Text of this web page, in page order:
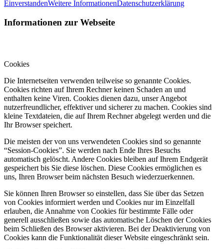
EinverstandenWeitere InformationenDatenschutzerklärung
Informationen zur Webseite
Cookies
Die Internetseiten verwenden teilweise so genannte Cookies.
Cookies richten auf Ihrem Rechner keinen Schaden an und
enthalten keine Viren. Cookies dienen dazu, unser Angebot
nutzerfreundlicher, effektiver und sicherer zu machen. Cookies sind
kleine Textdateien, die auf Ihrem Rechner abgelegt werden und die
Ihr Browser speichert.
Die meisten der von uns verwendeten Cookies sind so genannte
“Session-Cookies”. Sie werden nach Ende Ihres Besuchs
automatisch gelöscht. Andere Cookies bleiben auf Ihrem Endgerät
gespeichert bis Sie diese löschen. Diese Cookies ermöglichen es
uns, Ihren Browser beim nächsten Besuch wiederzuerkennen.
Sie können Ihren Browser so einstellen, dass Sie über das Setzen
von Cookies informiert werden und Cookies nur im Einzelfall
erlauben, die Annahme von Cookies für bestimmte Fälle oder
generell ausschließen sowie das automatische Löschen der Cookies
beim Schließen des Browser aktivieren. Bei der Deaktivierung von
Cookies kann die Funktionalität dieser Website eingeschränkt sein.